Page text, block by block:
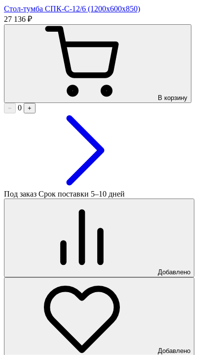
Стол-тумба СПК-С-12/6 (1200х600х850)
27 136 ₽
В корзину
−
0 +
Под заказ Срок поставки 5–10 дней
Добавлено
Добавлено